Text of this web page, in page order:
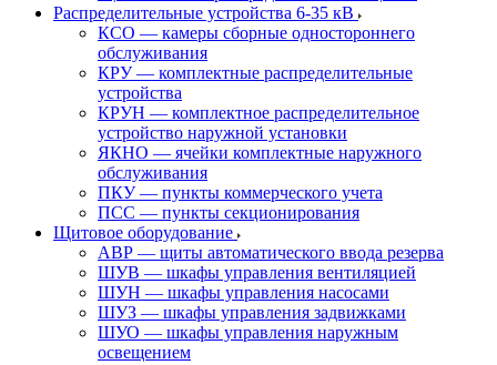
Распределительные устройства 6-35 кВ
КСО — камеры сборные одностороннего
обслуживания
КРУ — комплектные распределительные
устройства
КРУН — комплектное распределительное
устройство наружной установки
ЯКНО — ячейки комплектные наружного
обслуживания
ПКУ — пункты коммерческого учета
ПСС — пункты секционирования
Щитовое оборудование
АВР — щиты автоматического ввода резерва
ШУВ — шкафы управления вентиляцией
ШУН — шкафы управления насосами
ШУЗ — шкафы управления задвижками
ШУО — шкафы управления наружным
освещением